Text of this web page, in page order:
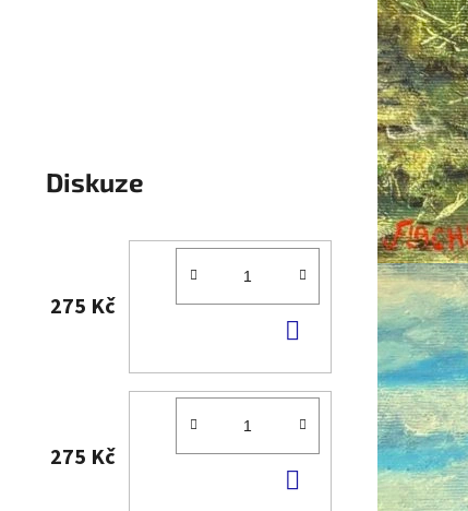
Diskuze
275 Kč
KOŠÍKU
275 Kč